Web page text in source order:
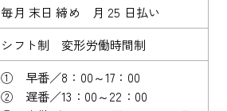
毎月 末日 締め 月 25 日払い
シフト制 変形労働時間制
① 早番／8：00～17：00
② 遅番／13：00～22：00